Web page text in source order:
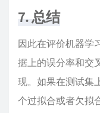
7. 总结
因此在评价机器学
据上的误分率和交
现。如果在测试集
个过拟合或者欠拟